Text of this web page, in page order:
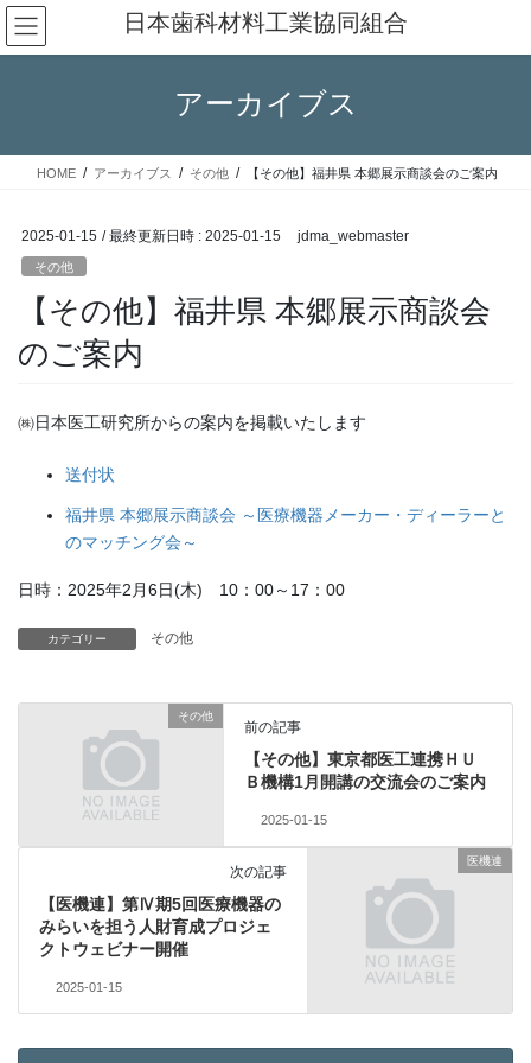
コ
ン
テ
ス
ナ
ビ
ゲ
ン
日本歯科材料工業協同組合
アーカイブス
HOME アーカイブス その他 【その他】福井県 本郷展示商談会のご案内
2025-01-15 / 最終更新日時 : 2025-01-15 jdma_webmaster
その他
【その他】福井県 本郷展示商談会
のご案内
㈱日本医工研究所からの案内を掲載いたします
送付状
福井県 本郷展示商談会 ～医療機器メーカー・ディーラーと
のマッチング会～
日時：2025年2月6日(木) 10：00～17：00
カテゴリー その他
その他
前の記事
【その他】東京都医工連携ＨＵ
Ｂ機構1月開講の交流会のご案内
2025-01-15
医機連
次の記事
【医機連】第Ⅳ期5回医療機器の
みらいを担う人財育成プロジェ
クトウェビナー開催
2025-01-15